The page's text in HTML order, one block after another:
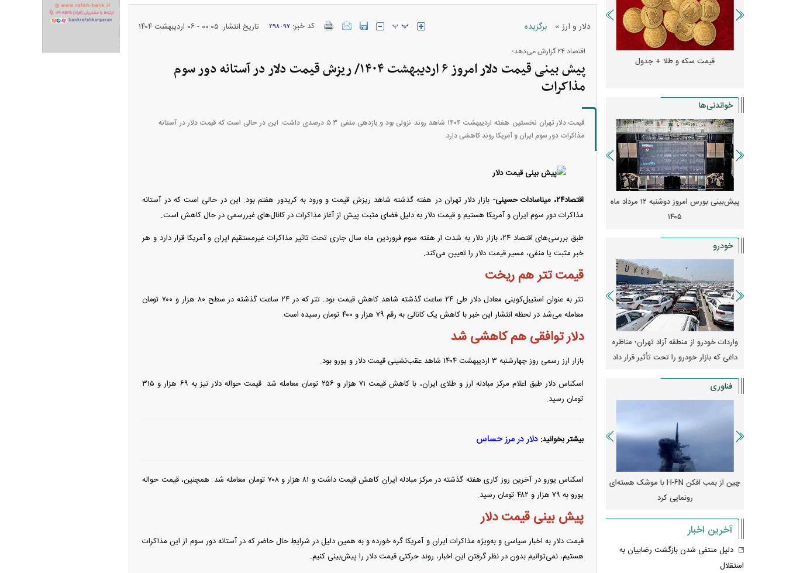
دلار و ارز » برگزیده کد خبر:۲۹۸۰۹۷ تاریخ انتشار: ۰۰:۰۵ - ۰۶ ارديبهشت ۱۴۰۴
اقتصاد ۲۴ گزارش می‌دهد؛
پیش بینی قیمت دلار امروز ۶ اردیبهشت ۱۴۰۴/ ریزش قیمت دلار در آستانه دور سوم
مذاکرات
قیمت دلار تهران نخستین هفته اردیبهشت ۱۴۰۴ شاهد روند نزولی بود و بازدهی منفی ۵.۳ درصدی داشت. این در حالی است که قیمت دلار در آستانه
مذاکرات دور سوم ایران و آمریکا روند کاهشی دارد.
اقتصاد۲۴، میناسادات حسینی-
بازار دلار تهران در هفته گذشته شاهد ریزش قیمت و ورود به کریدور هفتم بود. این در حالی است که در آستانه
مذاکرات دور سوم ایران و آمریکا هستیم و قیمت دلار به دلیل فضای مثبت پیش از آغاز مذاکرات در کانال‌های غیررسمی در حال کاهش است.
طبق بررسی‌های اقتصاد ۲۴، بازار دلار به شدت ار هفته سوم فروردین ماه سال جاری تحت تاثیر مذاکرات غیرمستقیم ایران و آمریکا قرار دارد و هر
خبر مثبت یا منفی، مسیر قیمت دلار را تعیین می‌کند.
قیمت تتر هم ریخت
تتر به عنوان استیبل‌کوینی معادل دلار طی ۲۴ ساعت گذشته شاهد کاهش قیمت بود. تتر که در ۲۴ ساعت گذشته در سطح ۸۰ هزار و ۷۰۰ تومان
معامله می‌شد در لحظه انتشار این خبر با کاهش یک کانالی به رقم ۷۹ هزار و ۴۰۰ تومان رسیده است.
دلار توافقی هم کاهشی شد
بازار ارز رسمی روز چهارشنبه ۳ اردیبهشت ۱۴۰۴ شاهد عقب‌نشینی قیمت دلار و یورو بود.
اسکناس دلار طبق اعلام مرکز مبادله ارز و طلای ایران، با کاهش قیمت ۷۱ هزار و ۲۵۶ تومان معامله شد. قیمت حواله دلار نیز به ۶۹ هزار و ۳۱۵
تومان رسید.
بیشتر بخوانید: دلار در مرز حساس
اسکناس یورو در آخرین روز کاری هفته گذشته در مرکز مبادله ایران کاهش قیمت داشت و ۸۱ هزار و ۷۰۸ تومان معامله شد. همچنین، قیمت حواله
یورو به ۷۹ هزار و ۴۸۲ تومان رسید.
پیش بینی قیمت دلار
قیمت دلار به اخبار سیاسی و به‌ویژه مذاکرات ایران و آمریکا گره خورده و به همین دلیل در شرایطِ حال حاضر که در آستانه دور سوم از این مذاکرات
هستیم، نمی‌توانیم بدون در نظر گرفتن این اخبار، روند حرکتی قیمت دلار را پیش‌بینی کنیم.
قیمت سکه و طلا + جدول قیمت دلار، یورو و سایر ارز‌ها + جدول قیمت خودرو‌های ایران خودرو + جدول قیمت خودرو‌های ایران خودرو + جدول
خواندنی‌ها
پیش‌بینی بورس امروز دوشنبه ۱۲ مرداد ماه
۱۴۰۵
زنگ خطر انباشت نیاز در بازار مسکن؛ فنر
قیمت‌ها فشرده شده
کارنامه مردود محسن پاک‌ نژاد؛ از افت شدید
درآمد ارزی تا بازی با عزل و نصب‌ها
پیش‌بینی بورس امروز دوشنبه ۱۲ مرداد ماه
۱۴۰۵
خودرو
واردات خودرو از منطقه آزاد تهران؛ مناظره
داغی که بازار خودرو را تحت تأثیر قرار داد
قیمت خودرو وارد فاز جدید شد/ اولین
واکنش بازار به تحولات سیاسی + جدول
هجوم خودروسازان چینی به اروپا؛ آیا
کارخانه‌های بحران‌زده نجات پیدا می‌کنند؟
فناوری
چین از بمب افکن H-۶N با موشک هسته‌ای
رونمایی کرد
پهپاد رهگیر یا موشک پدافند؛ قدرت تهدید
کدامیک بیشتر است؟
رونمایی از پوکو M ۸ پاور با باتری ۸۰۰۰
چین از بمب افکن H-۶N با موشک هسته‌ای
آخرین اخبار
دلیل منتفی شدن بازگشت رضاییان به
استقلال